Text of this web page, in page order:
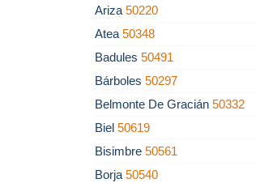
Ariza 50220
Atea 50348
Badules 50491
Bárboles 50297
Belmonte De Gracián 50332
Biel 50619
Bisimbre 50561
Borja 50540